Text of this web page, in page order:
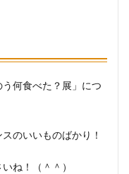
何食べた？展」につ
のいいものばかり！
ね！（＾＾）